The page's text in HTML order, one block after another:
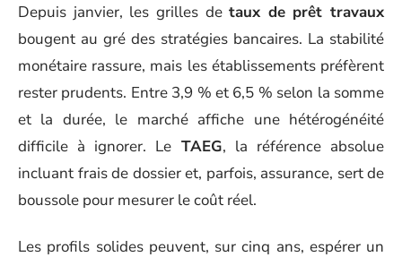
Depuis janvier, les grilles detaux de prêt travaux
bougent au gré des stratégies bancaires. La stabilité
monétaire rassure, mais les établissements préfèrent
rester prudents. Entre 3,9 % et 6,5 % selon la somme
et la durée, le marché affiche une hétérogénéité
difficile à ignorer. Le TAEG, la référence absolue
incluant frais de dossier et, parfois, assurance, sert de
boussole pour mesurer le coût réel.
Les profils solides peuvent, sur cinq ans, espérer un